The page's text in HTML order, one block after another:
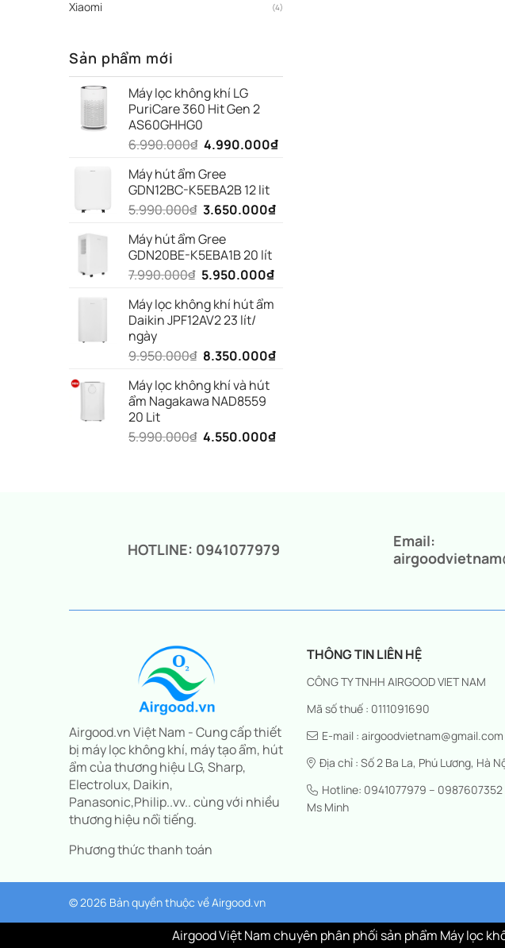
Xiaomi (4)
Sản phẩm mới
Máy lọc không khí LG
PuriCare 360 Hit Gen 2
AS60GHHG0
6.990.000₫ Giá
là:
6.990.000₫.
4.990.000₫Giá
Máy hút ẩm Gree
GDN12BC-K5EBA2B 12 lit
5.990.000₫ Giá
là:
5.990.000₫.
3.650.000₫Giá
Máy hút ẩm Gree
GDN20BE-K5EBA1B 20 lít
7.990.000₫ Giá
là:
7.990.000₫.
5.950.000₫Giá
tại
Máy lọc không khí hút ẩm
Daikin JPF12AV2 23 lít/
ngày
9.950.000₫ Giá
là:
9.950.000₫.
8.350.000₫Giá
Máy lọc không khí và hút
ẩm Nagakawa NAD8559
20 Lit
5.990.000₫ Giá
4.550.000₫Giá
HOTLINE: 0941077979
Email:
Airgood.vn Việt Nam - Cung cấp thiết
bị máy lọc không khí, máy tạo ẩm, hút
ẩm của thương hiệu LG, Sharp,
Electrolux, Daikin,
Panasonic,Philip..vv.. cùng với nhiều
thương hiệu nổi tiếng.
Phương thức thanh toán
THÔNG TIN LIÊN HỆ
CÔNG TY TNHH AIRGOOD VIET NAM
Mã số thuế : 0111091690
E-mail : airgoodvietnam@gmail.com
Địa chỉ : Số 2 Ba La, Phú Lương, Hà
Hotline: 0941077979 – 0987607352
Ms Minh
© 2026 Bản quyền thuộc vềAirgood.vn
Airgood Việt Nam chuyên phân phối sản phẩm Máy lọc